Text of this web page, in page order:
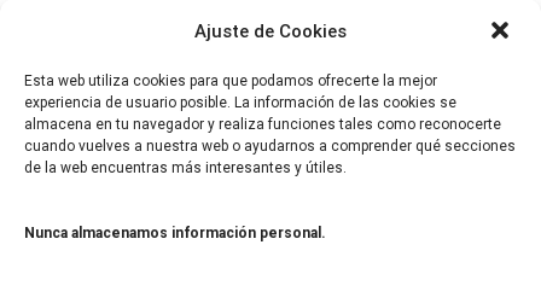
Ajuste de Cookies
Esta web utiliza cookies para que podamos ofrecerte la mejor
experiencia de usuario posible. La información de las cookies se
almacena en tu navegador y realiza funciones tales como reconocerte
cuando vuelves a nuestra web o ayudarnos a comprender qué secciones
de la web encuentras más interesantes y útiles.
Nunca almacenamos información personal.
Solar Pannels
Wind Mill